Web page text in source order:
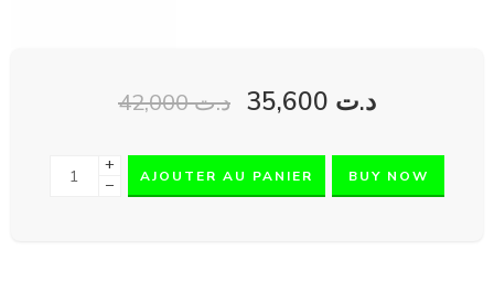
د.ت42,000 د.ت
+
−
AJOUTER AU PANIER BUY NOW